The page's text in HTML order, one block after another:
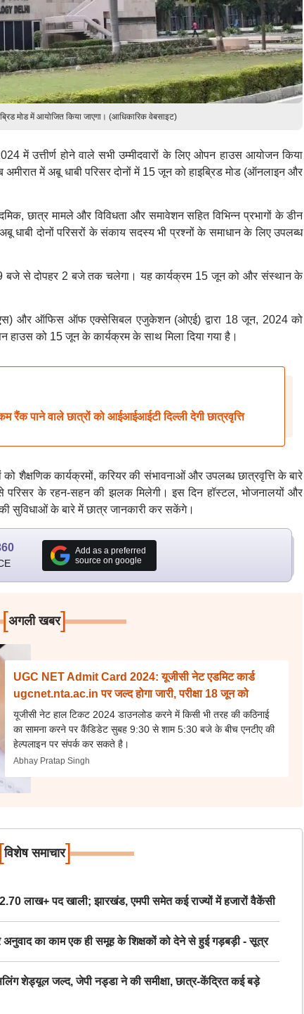
मोड में आयोजित किया जाएगा। (आधिकारिक वेबसाइट)
में उत्तीर्ण होने वाले सभी उम्मीदवारों के लिए ओपन हाउस आयोजन किया
में अबू धाबी परिसर दोनों में 15 जून को हाइब्रिड मोड (ऑनलाइन और
छात्र मामले और विविधता और समावेशन सहित विभिन्न प्रभागों के डीन
दोनों परिसरों के संकाय सदस्य भी प्रश्नों के समाधान के लिए उपलब्ध
बजे से दोपहर 2 बजे तक चलेगा। यह कार्यक्रम 15 जून को और संस्थान के
और ऑफिस ऑफ एक्सेसिबल एजुकेशन (ओएई) द्वारा 18 जून, 2024 को
हाउस को 15 जून के कार्यक्रम के साथ मिला दिया गया है।
पाने वाले छात्रों को आईआईआईटी दिल्ली देगी छात्रवृत्ति
शैक्षणिक कार्यक्रमों, करियर की संभावनाओं और उपलब्ध छात्रवृत्ति के बारे
से परिसर के रहन-सहन की झलक मिलेगी। इस दिन हॉस्टल, भोजनालयों और
सुविधाओं के बारे में छात्र जानकारी कर सकेंगे।
Add as a preferred
source on google
[अगली खबर]
UGC NET Admit Card 2024: यूजीसी नेट एडमिट कार्ड
ugcnet.nta.ac.in पर जल्द होगा जारी, परीक्षा 18 जून को
यूजीसी नेट हाल टिकट 2024 डाउनलोड करने में किसी भी तरह की कठिनाई
का सामना करने पर कैंडिडेट सुबह 9:30 से शाम 5:30 बजे के बीच एनटीए की
हेल्पलाइन पर संपर्क कर सकते है।
Abhay Pratap Singh
विशेष समाचार]
लाख+ पद खाली; झारखंड, एमपी समेत कई राज्यों में हजारों वैकेंसी
का काम एक ही समूह के शिक्षकों को देने से हुई गड़बड़ी - सूत्र
शेड्यूल जल्द, जेपी नड्डा ने की समीक्षा, छात्र-केंद्रित कई बड़े